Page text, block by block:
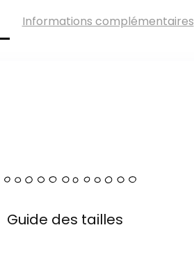
Informations complémentaires
Guide des tailles